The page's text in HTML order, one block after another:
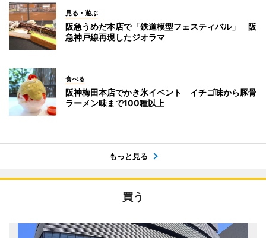
見る・遊ぶ
阪急うめだ本店で「鉄道模型フェスティバル」 阪
急神戸線再現したジオラマ
食べる
阪神梅田本店でかき氷イベント イチゴ味から豚骨
ラーメン味まで100種以上
もっと見る
買う